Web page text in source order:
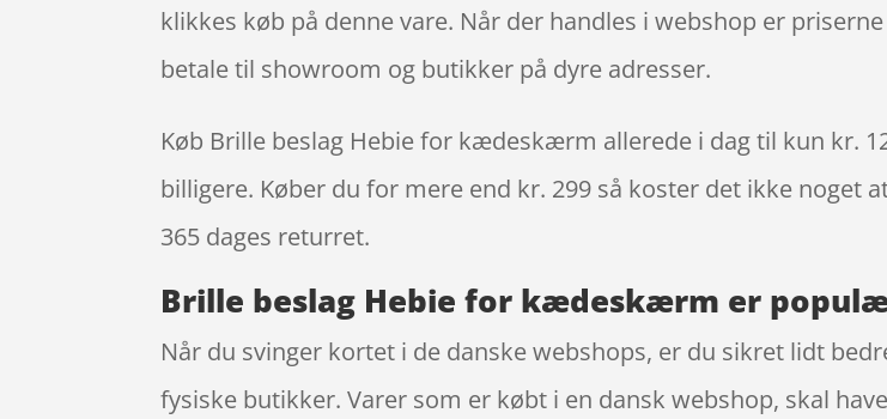
klikkes køb på denne vare. Når der handles i webshop er
betale til showroom og butikker på dyre adresser.
Køb Brille beslag Hebie for kædeskærm allerede i dag til kun kr.
billigere. Køber du for mere end kr. 299 så koster det ikke noget
365 dages returret.
Brille beslag Hebie for kædeskærm er
Når du svinger kortet i de danske webshops, er du sikret lidt
fysiske butikker. Varer som er købt i en dansk webshop, skal